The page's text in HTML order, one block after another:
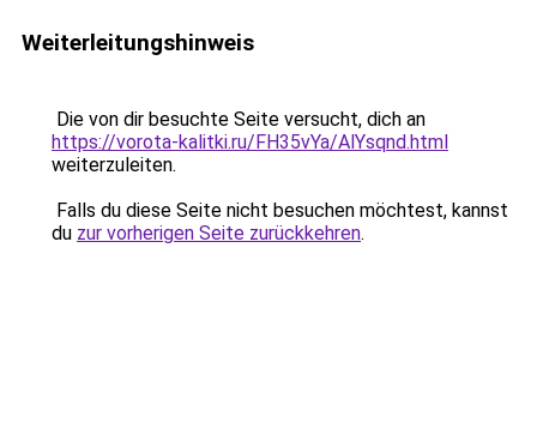
Weiterleitungshinweis
Die von dir besuchte Seite versucht, dich an
https://vorota-kalitki.ru/FH35vYa/AlYsqnd.html
weiterzuleiten.
Falls du diese Seite nicht besuchen möchtest, kannst
du zur vorherigen Seite zurückkehren.